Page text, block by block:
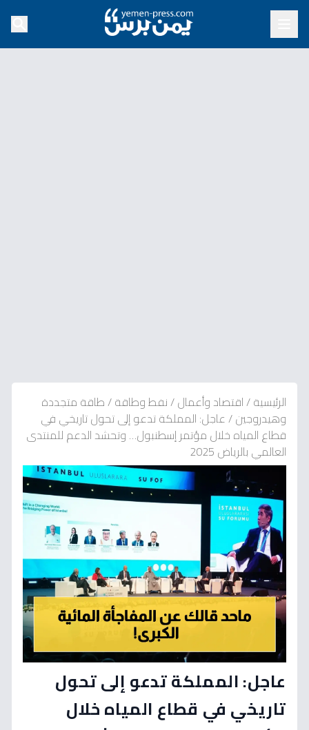
الرئيسية/اقتصاد وأعمال/نفط وطاقة/طاقة متجددة
وهيدروجين/عاجل: المملكة تدعو إلى تحول تاريخي في
قطاع المياه خلال مؤتمر إسطنبول… وتحشد الدعم للمنتدى
العالمي بالرياض 2025
عاجل: المملكة تدعو إلى تحول
تاريخي في قطاع المياه خلال